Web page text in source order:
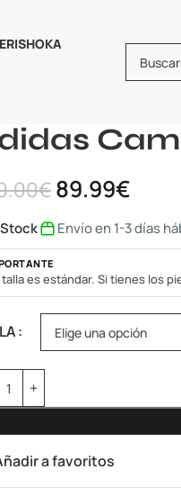
HOKA
€89.99€
Envío en 1-3 días
talla es estándar. Si tienes los
a favoritos